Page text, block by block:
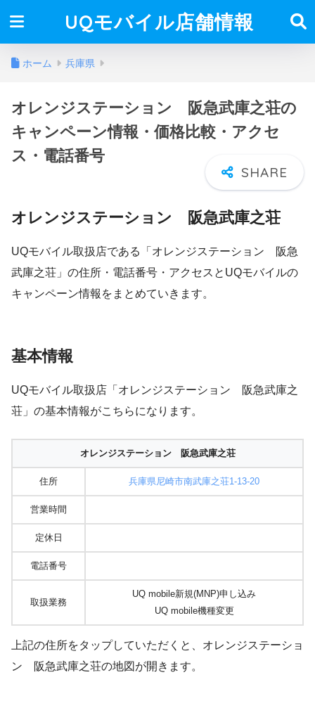
UQモバイル店舗情報
ホーム 兵庫県
オレンジステーション 阪急武庫之荘の
キャンペーン情報・価格比較・アクセ
ス・電話番号
オレンジステーション 阪急武庫之荘
UQモバイル取扱店である「オレンジステーション 阪急
武庫之荘」の住所・電話番号・アクセスとUQモバイルの
キャンペーン情報をまとめていきます。
基本情報
UQモバイル取扱店「オレンジステーション 阪急武庫之
荘」の基本情報がこちらになります。
オレンジステーション 阪急武庫之荘
住所 兵庫県尼崎市南武庫之荘1-13-20
営業時間
定休日
電話番号
取扱業務
UQ mobile新規(MNP)申し込み
UQ mobile機種変更
上記の住所をタップしていただくと、オレンジステーショ
ン 阪急武庫之荘の地図が開きます。